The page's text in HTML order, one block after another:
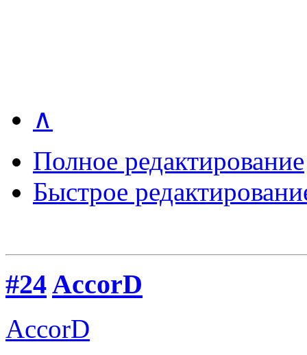
∧
Полное редактирование
Быстрое
#24AccorD
AccorD